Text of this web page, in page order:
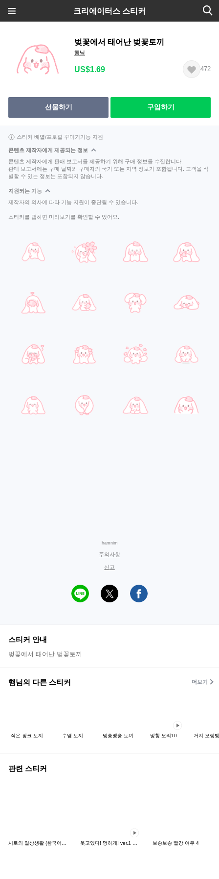
크리에이터스 스티커
벚꽃에서 태어난 벚꽃토끼
햄님
US$1.69 472
선물하기 구입하기
스티커 배열/프로필 꾸미기기능 지원
콘텐츠 제작자에게 제공되는 정보
콘텐츠 제작자에게 판매 보고서를 제공하기 위해 구매 정보를 수집합니다.
판매 보고서에는 구매 날짜와 구매자의 국가 또는 지역 정보가 포함됩니다. 고객을 식
별할 수 있는 정보는 포함되지 않습니다.
지원되는 기능
제작자의 의사에 따라 기능 지원이 중단될 수 있습니다.
스티커를 탭하면 미리보기를 확인할 수 있어요.
hamnim
주의사항
신고
스티커 안내
벚꽃에서 태어난 벚꽃토끼
햄님의 다른 스티커 더보기
작은 핑크 토끼 수염 토끼 밍숭맹숭 토끼 멍청 오리10 거지 오렁
관련 스티커
시로의 일상생활 (한국어&일본어) 웃고있다! 멍하게! ver.1 (일본어) 보송보송 빨강 여우 4